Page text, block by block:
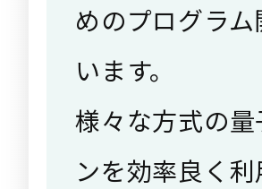
めのプログラ
います。
様々な方式の
ンを効率良く